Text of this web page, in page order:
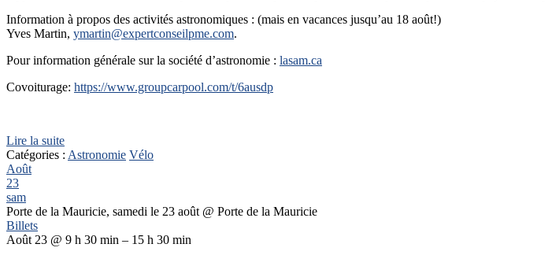
Information à propos des activités astronomiques : (mais en vacances jusqu’au 18 août!)
Yves Martin, ymartin@expertconseilpme.com.
Pour information générale sur la société d’astronomie : lasam.ca
Covoiturage: https://www.groupcarpool.com/t/6ausdp
Lire la suite
Catégories : Astronomie Vélo
Août
23
sam
Porte de la Mauricie, samedi le 23 août @ Porte de la Mauricie
Billets
Août 23 @ 9 h 30 min – 15 h 30 min